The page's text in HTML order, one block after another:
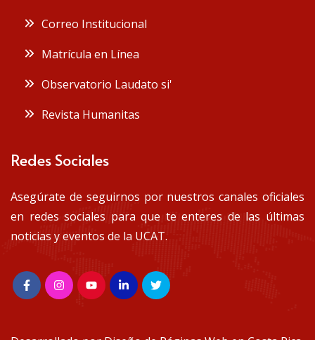
Correo Institucional
Matrícula en Línea
Observatorio Laudato si'
Revista Humanitas
Redes Sociales
Asegúrate de seguirnos por nuestros canales oficiales
en redes sociales para que te enteres de las últimas
noticias y eventos de la UCAT.